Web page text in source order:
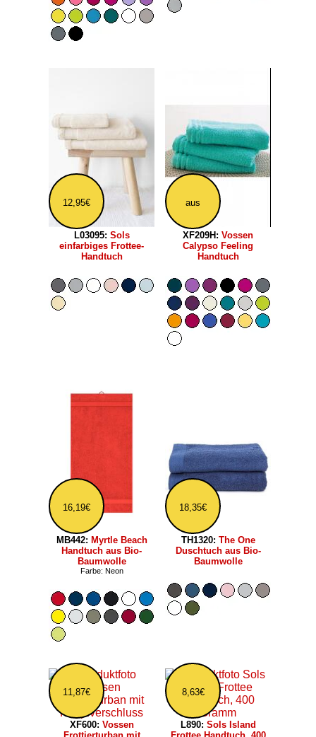
12,95€
L03095: Sols
einfarbiges Frottee-
Handtuch
aus
XF209H: Vossen
Calypso Feeling
Handtuch
16,19€
MB442: Myrtle Beach
Handtuch aus Bio-
Baumwolle
Farbe: Neon
18,35€
TH1320: The One
Duschtuch aus Bio-
Baumwolle
11,87€
XF600: Vossen
8,63€
L890: Sols Island